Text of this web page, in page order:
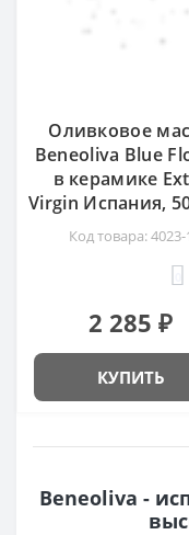
Оливковое
Beneoliva Blue
в керамике
Virgin Испания,
Код товара: 4023-
2 285 ₽
КУПИТЬ
Beneoliva -